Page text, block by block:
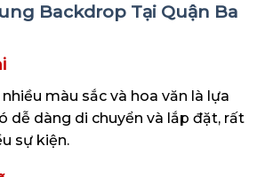
Backdrop Tại Quận Ba
màu sắc và hoa văn là lựa
dễ dàng di chuyển và lắp đặt, rất
sự kiện.